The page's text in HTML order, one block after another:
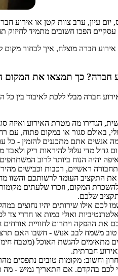
עיון, ערב צוות קטן או אירוע
עסקיים הפכו חשובים מתמיד לחיזוק
חברה מוצלח, איך לבחור מקום
חברה? כך תמצאו את המקום
חברה מבלי ללכת לאיבוד בין כל
הגדירו מה מטרת האירוע ואיזה
באולם סגור או במקום פתוח, עם
אנשים אתם מתכננים להזמין - כל
גדול מדי עלול להיראות ריק
יהיה הנוח ביותר לרוב
ראשיים, רכבות וכבישים
התקציב העומד לרשותכם והשוו
המקום, וזכרו שלעתים
שלכם.
לכם אילו שירותים יהיו נחוצים
ואולי במות או חדרי צד
את ההפקה ויתרום לחוויית
טוב משמח לבב אנוש - חשבו האם
מתאימים להגשת האוכל (מטבח
חברתית.
וחשוב: מקומות טובים נתפסים
לכם בהקדם. אם התאריך גמיש - מה